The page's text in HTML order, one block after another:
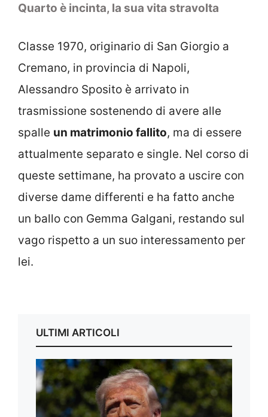
Quarto è incinta, la sua vita stravolta
Classe 1970, originario di San Giorgio a
Cremano, in provincia di Napoli,
Alessandro Sposito è arrivato in
trasmissione sostenendo di avere alle
spalle un matrimonio fallito, ma di essere
attualmente separato e single. Nel corso di
queste settimane, ha provato a uscire con
diverse dame differenti e ha fatto anche
un ballo con Gemma Galgani, restando sul
vago rispetto a un suo interessamento per
lei.
ULTIMI ARTICOLI